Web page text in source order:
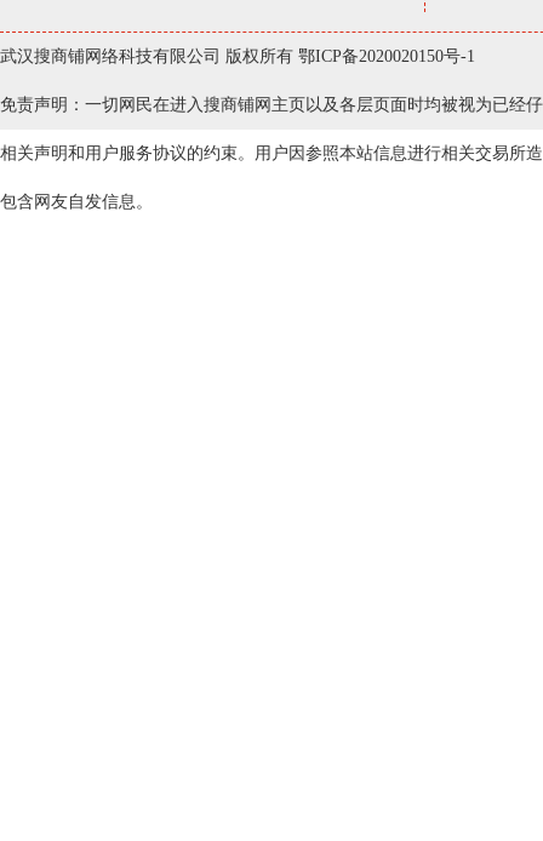
武汉搜商铺网络科技有限公司 版权所有 鄂ICP备2020020150号-1
免责声明：一切网民在进入搜商铺网主页以及各层页面时均被视为已经
相关声明和用户服务协议的约束。用户因参照本站信息进行相关交易所
包含网友自发信息。